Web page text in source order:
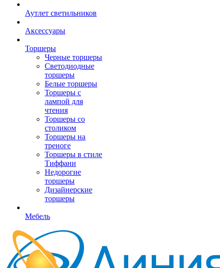
Аутлет светильников
Аксессуары
Торшеры
Черные торшеры
Светодиодные
торшеры
Белые торшеры
Торшеры с
лампой для
чтения
Торшеры со
столиком
Торшеры на
треноге
Торшеры в стиле
Тиффани
Недорогие
торшеры
Дизайнерские
торшеры
Мебель